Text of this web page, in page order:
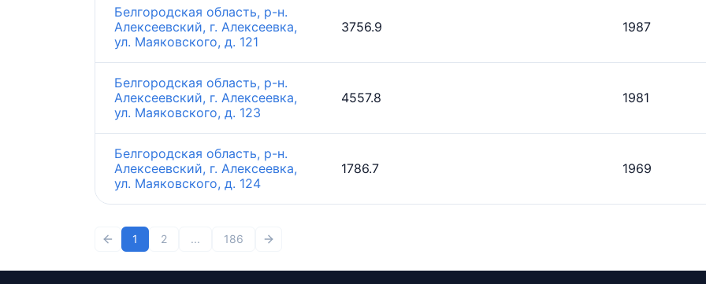
Белгородская область, р-н.
Алексеевский, г. Алексеевка,
ул. Маяковского, д. 121
3756.9 1987
Белгородская область, р-н.
Алексеевский, г. Алексеевка,
ул. Маяковского, д. 123
4557.8 1981
Белгородская область, р-н.
Алексеевский, г. Алексеевка,
ул. Маяковского, д. 124
1786.7 1969
1 2 ... 186